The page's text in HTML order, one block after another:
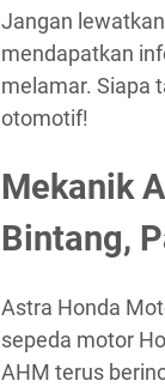
Jangan
mendapatkan
melamar. Siapa
otomotif!
Mekanik
Bintang,
Astra Honda
sepeda motor
AHM terus